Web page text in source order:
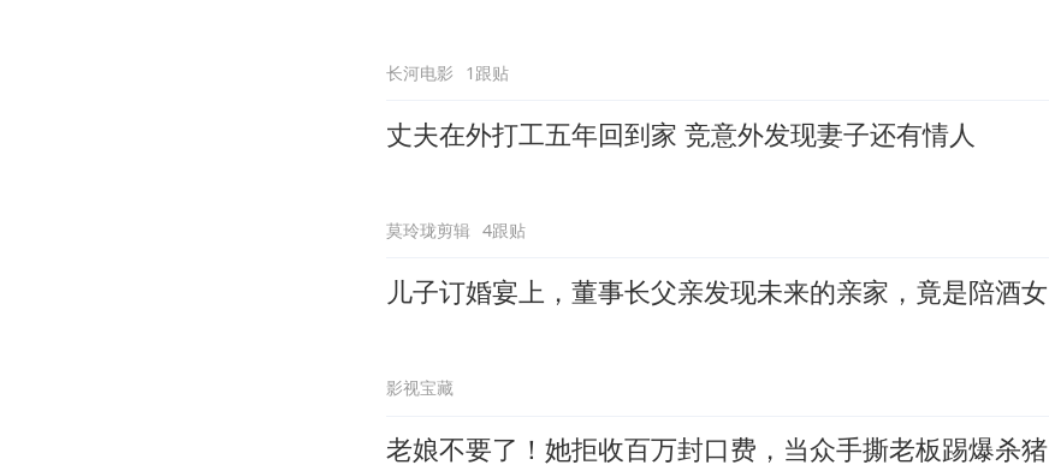
长河电影 1跟贴
丈夫在外打工五年回到家 竞意外发现妻子还有情人
莫玲珑剪辑 4跟贴
儿子订婚宴上，董事长父亲发现未来的亲家，竟是陪酒女
影视宝藏
老娘不要了！她拒收百万封口费，当众手撕老板踢爆杀猪